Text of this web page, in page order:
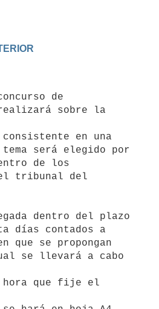
sobre la
en una
tema será elegido por
de los
el tribunal del
dentro del plazo
días contados a
se propongan
se llevará a cabo
que fije el